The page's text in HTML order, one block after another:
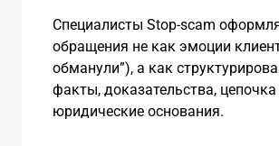
Специалисты Stop-scam
обращения не как эмоции
обманули”), а как
факты, доказательства,
юридические основания.